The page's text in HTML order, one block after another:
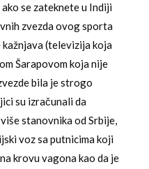
se zateknete u Indiji
zvezda ovog sporta
(televizija koja
Šarapovom koja nije
bila je strogo
su izračunali da
stanovnika od Srbije,
voz sa putnicima koji
krovu vagona kao da je